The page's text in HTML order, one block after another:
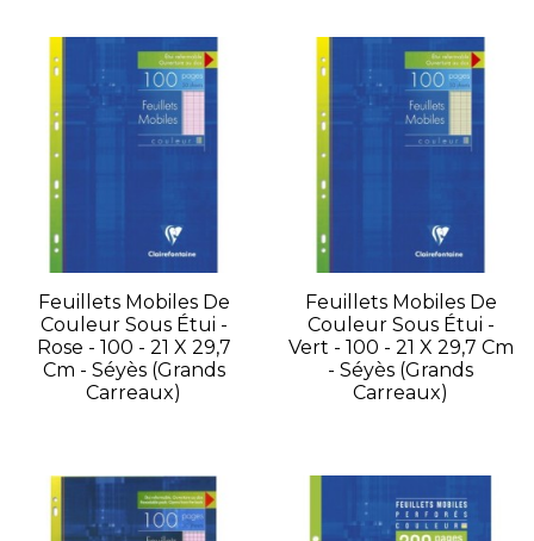
Feuillets Mobiles De
Couleur Sous Étui -
Rose - 100 - 21 X 29,7
Cm - Séyès (grands
Carreaux)
Feuillets Mobiles De
Couleur Sous Étui -
Vert - 100 - 21 X 29,7 Cm
- Séyès (grands
Carreaux)